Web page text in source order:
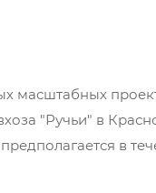
"Ручьи" в
в